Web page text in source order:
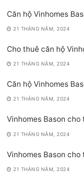
Căn hộ Vinhomes
21 THÁNG NĂM, 2024
Cho thuê căn hộ
21 THÁNG NĂM, 2024
Căn hộ Vinhomes
21 THÁNG NĂM, 2024
Vinhomes Bason
21 THÁNG NĂM, 2024
Vinhomes Bason
21 THÁNG NĂM, 2024